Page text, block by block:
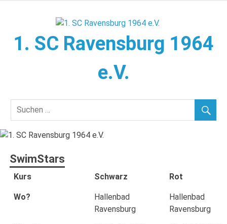
1. SC Ravensburg 1964
e.V.
SwimStars
Kurs Schwarz Rot
Wo?
Hallenbad
Ravensburg
Hallenbad
Ravensburg